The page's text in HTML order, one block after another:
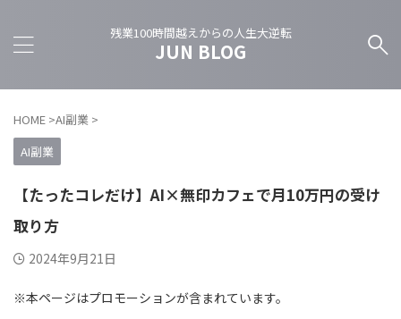
残業100時間越えからの人生大逆転
JUN BLOG
HOME >AI副業 >
AI副業
【たったコレだけ】AI×無印カフェで月10万円の受け
取り方
2024年9月21日
※本ページはプロモーションが含まれています。